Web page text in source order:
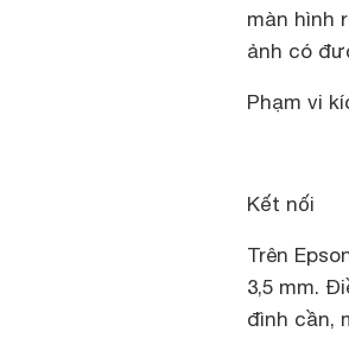
màn hình
ảnh có
Phạm vi
Kết nối
Trên
3,5 mm.
đình cần,